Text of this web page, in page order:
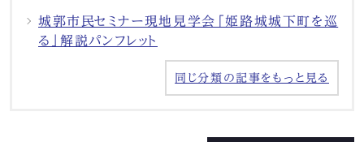
城郭市民セミナー現地見学会「姫路城城下町を巡
る」解説パンフレット
同じ分類の記事をもっと見る